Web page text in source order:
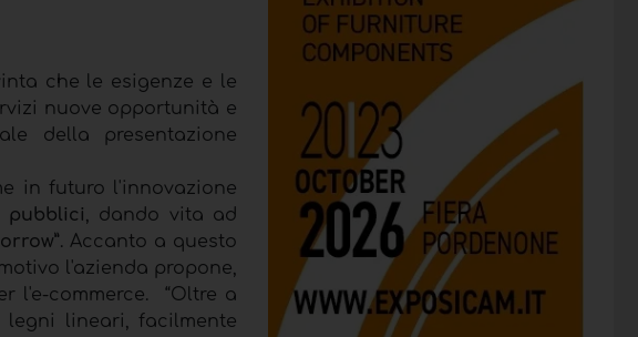
che le esigenze e le
nuove opportunità e
della presentazione
in futuro l'innovazione
pubblici, dando vita ad
. Accanto a questo
l'azienda propone,
l'e-commerce. “Oltre a
lineari, facilmente